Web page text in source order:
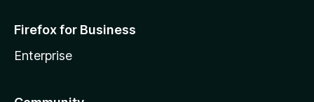
Firefox for Business
Enterprise